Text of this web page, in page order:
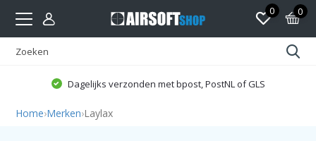
0 0
Dagelijks verzonden met bpost, PostNL of GLS
Home›Merken›Laylax